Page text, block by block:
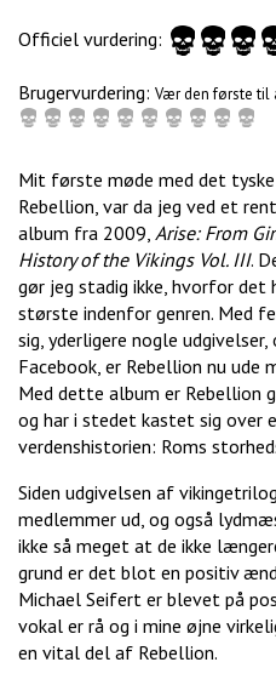
Officiel vurdering:
Brugervurdering: Vær den første til
Mit første møde med det
Rebellion, var da jeg ved et
album fra 2009, Arise: From
History of the Vikings Vol. III.
gør jeg stadig ikke, hvorfor det
største indenfor genren. Med
sig, yderligere nogle
Facebook, er Rebellion nu ude
Med dette album er
og har i stedet kastet sig over
verdenshistorien: Roms
Siden udgivelsen af
medlemmer ud, og også
ikke så meget at de ikke
grund er det blot en positiv
Michael Seifert er blevet på
vokal er rå og i mine øjne
en vital del af Rebellion.